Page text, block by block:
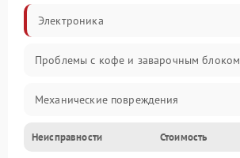
Электроника
Проблемы с кофе и заварочным блоком
Механические повреждения
Прочие неисправности
Неисправности Стоимость